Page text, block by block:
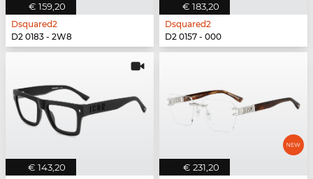
€ 159,20
Dsquared2
D2 0183 - 2W8
€ 183,20
Dsquared2
D2 0157 - 000
€ 143,20 € 231,20